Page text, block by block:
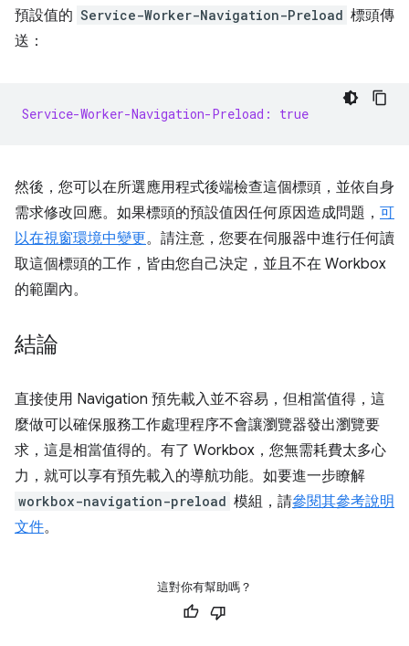
預設值的 Service-Worker-Navigation-Preload 標頭傳
送：
Service-Worker-Navigation-Preload: true
然後，您可以在所選應用程式後端檢查這個標頭，並依自身
需求修改回應。如果標頭的預設值因任何原因造成問題， 可
以在視窗環境中變更。請注意，您要在伺服器中進行任何讀
取這個標頭的工作，皆由您自己決定，並且不在 Workbox
的範圍內。
結論
直接使用 Navigation 預先載入並不容易，但相當值得，這
麼做可以確保服務工作處理程序不會讓瀏覽器發出瀏覽要
求，這是相當值得的。有了 Workbox，您無需耗費太多心
力，就可以享有預先載入的導航功能。如要進一步瞭解
workbox-navigation-preload 模組，請參閱其參考說明
文件。
這對你有幫助嗎？